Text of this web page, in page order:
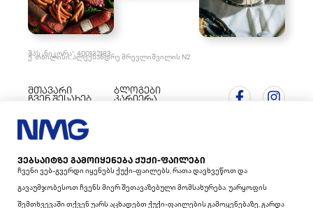
შპს „ნიკორა“: 400132183
ქ. თბილისი, ალექსანდრე მრევლიშვილის N2
მთავარი
ჩვენ შესახებ
ინვესტორებისთვის
ახალი ამბები
ბლოგები
კარიერა
(+995 32) 269 55 51
ᲕᲔᲑᲡᲐᲘᲢᲖᲔ ᲒᲐᲛᲝᲘᲧᲔᲜᲔᲑᲐ ᲥᲣᲥᲘ-ᲤᲐᲘᲚᲔᲑᲘ
Ჩვენი Ვებ-Გვერდი Იყენებს Ქუქი-Ფაილებს, Რათა Დავხვეწოთ Და
Გავაუმჯობესოთ Ჩვენს Მიერ Შეთავაზებული Მომსახურება. Უარყოფის
Შემთხვევაში Თქვენ Უარს Აცხადებთ Ქუქი-Ფაილების Გამოყენებაზე, Გარდა